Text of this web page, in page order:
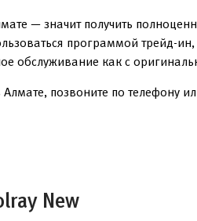
— значит получить
программой
обслуживание как с
позвоните по телефону
New